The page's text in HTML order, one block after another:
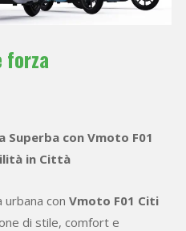
forza
Superba con Vmoto F01
in Città
con Vmoto F01 Citi
di stile, comfort e